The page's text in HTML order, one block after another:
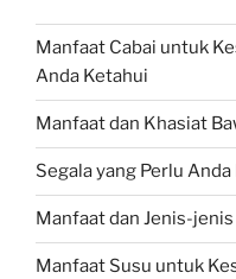
Manfaat Cabai untuk
Anda Ketahui
Manfaat dan Khasiat
Segala yang Perlu
Manfaat dan Jenis-
Manfaat Susu untuk